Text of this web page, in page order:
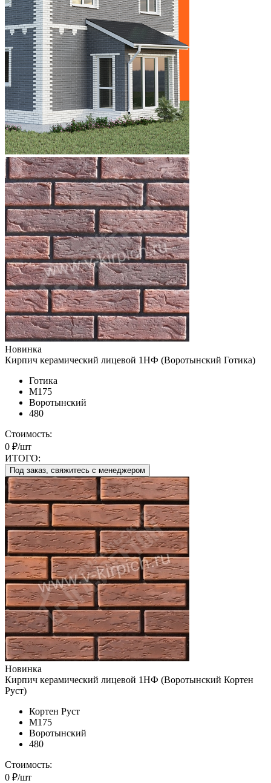
Новинка
Кирпич керамический лицевой 1НФ (Воротынский Готика)
Готика
М175
Воротынский
480
Стоимость:
0 ₽/шт
ИТОГО:
Под заказ, свяжитесь с менеджером
Новинка
Кирпич керамический лицевой 1НФ (Воротынский Кортен
Руст)
Кортен Руст
М175
Воротынский
480
Стоимость:
0 ₽/шт